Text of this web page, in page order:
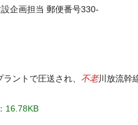
企画担当 郵便番号330-
ントで圧送され、 不老川放流幹
16.78KB